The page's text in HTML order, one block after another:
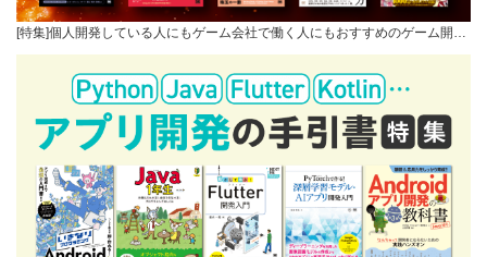
[特集]個人開発している人にもゲーム会社で働く人にもおすすめのゲーム開…